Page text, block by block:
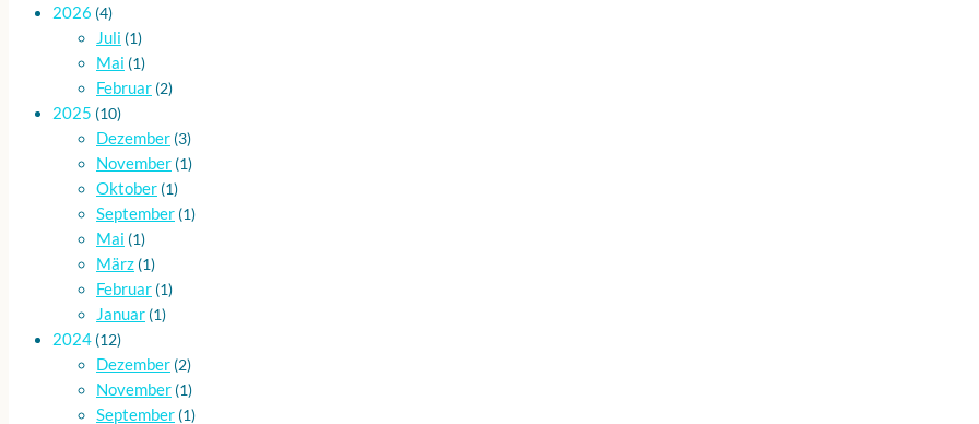
2026 (4)
Juli (1)
Mai (1)
Februar (2)
2025 (10)
Dezember (3)
November (1)
Oktober (1)
September (1)
Mai (1)
März (1)
Februar (1)
Januar (1)
2024 (12)
Dezember (2)
November (1)
September (1)